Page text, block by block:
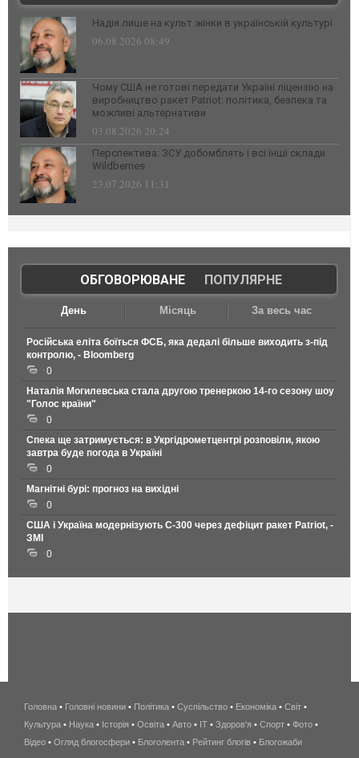
Надія лише на культ жінки в українській культурі
06.08.2026 08:49
Чому США не готові передати Україні ліцензію на
виробництво ракет Patriot: політика, безпека та
можливі альтернативи
03.08.2026 20:24
Перспектива: ЗСУ добомблять і всі інші склади
Wildberries
23.07.2026 11:31
ОБГОВОРЮВАНЕ| ПОПУЛЯРНЕ
День Місяць За весь час
Російська еліта боїться ФСБ, яка дедалі більше виходить з-під
контролю, - Bloomberg
0
Наталія Могилевська стала другою тренеркою 14-го сезону шоу
"Голос країни"
0
Спека ще затримується: в Укргідрометцентрі розповіли, якою
завтра буде погода в Україні
0
Магнітні бурі: прогноз на вихідні
0
США і Україна модернізують С-300 через дефіцит ракет Patriot, -
ЗМІ
0
беспроводной
интернет
киев
Головна • Головні новини • Політика • Суспільство • Економіка • Світ •
Культура • Наука • Історія • Освіта • Авто • IT • Здоров'я • Спорт • Фото •
Відео • Огляд блогосфери • Блоголента • Рейтинг блогів • Блогожаби